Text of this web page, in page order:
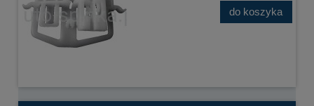
do koszyka